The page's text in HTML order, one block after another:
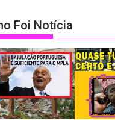
Foi Notícia